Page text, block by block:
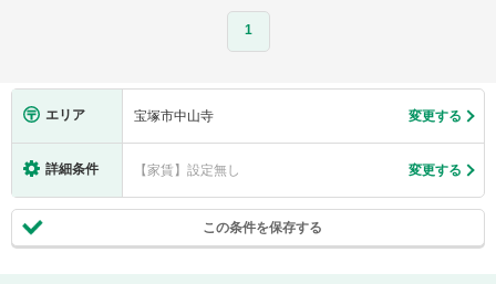
1
エリア 宝塚市中山寺 変更する
詳細条件 【家賃】設定無し 変更する
この条件を保存する